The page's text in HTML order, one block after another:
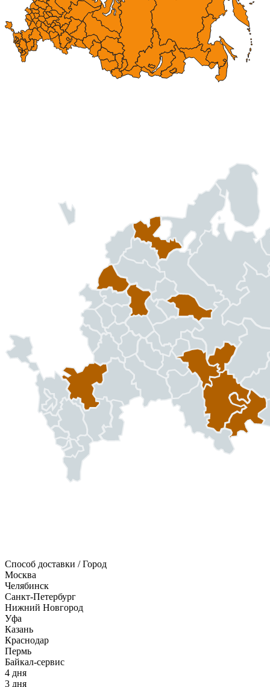
Способ доставки / Город
Москва
Челябинск
Санкт-Петербург
Нижний Новгород
Уфа
Казань
Краснодар
Пермь
Байкал-сервис
4 дня
3 дня